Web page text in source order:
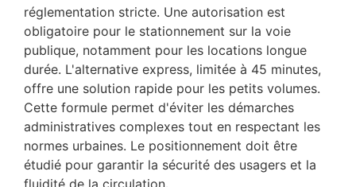
réglementation stricte. Une autorisation est
obligatoire pour le stationnement sur la voie
publique, notamment pour les locations longue
durée. L'alternative express, limitée à 45 minutes,
offre une solution rapide pour les petits volumes.
Cette formule permet d'éviter les démarches
administratives complexes tout en respectant les
normes urbaines. Le positionnement doit être
étudié pour garantir la sécurité des usagers et la